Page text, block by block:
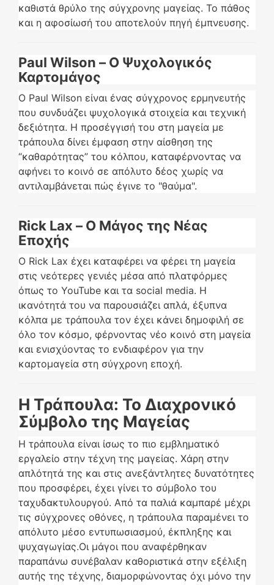
καθιστά θρύλο της σύγχρονης μαγείας. Το πάθος
και η αφοσίωσή του αποτελούν πηγή έμπνευσης.
Paul Wilson – Ο Ψυχολογικός
Καρτομάγος
Ο Paul Wilson είναι ένας σύγχρονος ερμηνευτής
που συνδυάζει ψυχολογικά στοιχεία και τεχνική
δεξιότητα. Η προσέγγισή του στη μαγεία με
τράπουλα δίνει έμφαση στην αίσθηση της
“καθαρότητας” του κόλπου, καταφέρνοντας να
αφήνει το κοινό σε απόλυτο δέος χωρίς να
αντιλαμβάνεται πώς έγινε το "θαύμα".
Rick Lax – Ο Μάγος της Νέας
Εποχής
Ο Rick Lax έχει καταφέρει να φέρει τη μαγεία
στις νεότερες γενιές μέσα από πλατφόρμες
όπως το YouTube και τα social media. Η
ικανότητά του να παρουσιάζει απλά, έξυπνα
κόλπα με τράπουλα τον έχει κάνει δημοφιλή σε
όλο τον κόσμο, φέρνοντας νέο κοινό στη μαγεία
και ενισχύοντας το ενδιαφέρον για την
καρτομαγεία στη σύγχρονη εποχή.
Η Τράπουλα: Το Διαχρονικό
Σύμβολο της Μαγείας
Η τράπουλα είναι ίσως το πιο εμβληματικό
εργαλείο στην τέχνη της μαγείας. Χάρη στην
απλότητά της και στις ανεξάντλητες δυνατότητες
που προσφέρει, έχει γίνει το σύμβολο του
ταχυδακτυλουργού. Από τα παλιά καμπαρέ μέχρι
τις σύγχρονες οθόνες, η τράπουλα παραμένει το
απόλυτο μέσο εντυπωσιασμού, έκπληξης και
ψυχαγωγίας.Οι μάγοι που αναφέρθηκαν
παραπάνω συνέβαλαν καθοριστικά στην εξέλιξη
αυτής της τέχνης, διαμορφώνοντας όχι μόνο την